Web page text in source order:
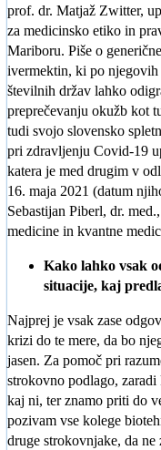
prof. dr. Matjaž Zwitter,
za medicinsko etiko in
Mariboru. Piše o
ivermektin, ki po njegovih
številnih držav lahko
preprečevanju okužb kot
tudi svojo slovensko
pri zdravljenju Covid-19
katera je med drugim v
16. maja 2021 (datum
Sebastijan Piberl, dr.
medicine in kvantne
Kako lahko vsak
situacije, kaj
Najprej je vsak zase
krizi do te mere, da bo
jasen. Za pomoč pri
strokovno podlago, zaradi
kaj ni, ter znamo priti do
pozivam vse kolege
druge strokovnjake, da